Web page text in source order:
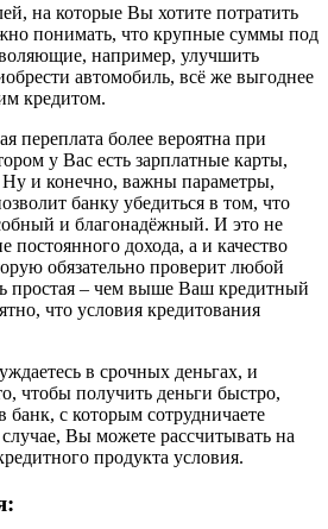
на которые Вы хотите потратить
понимать, что крупные суммы под
например, улучшить
автомобиль, всё же выгоднее
кредитом.
переплата более вероятна при
у Вас есть зарплатные карты,
и конечно, важны параметры,
банку убедиться в том, что
и благонадёжный. И это не
постоянного дохода, а и качество
обязательно проверит любой
простая – чем выше Ваш кредитный
что условия кредитования
в срочных деньгах, и
чтобы получить деньги быстро,
банк, с которым сотрудничаете
Вы можете рассчитывать на
продукта условия.